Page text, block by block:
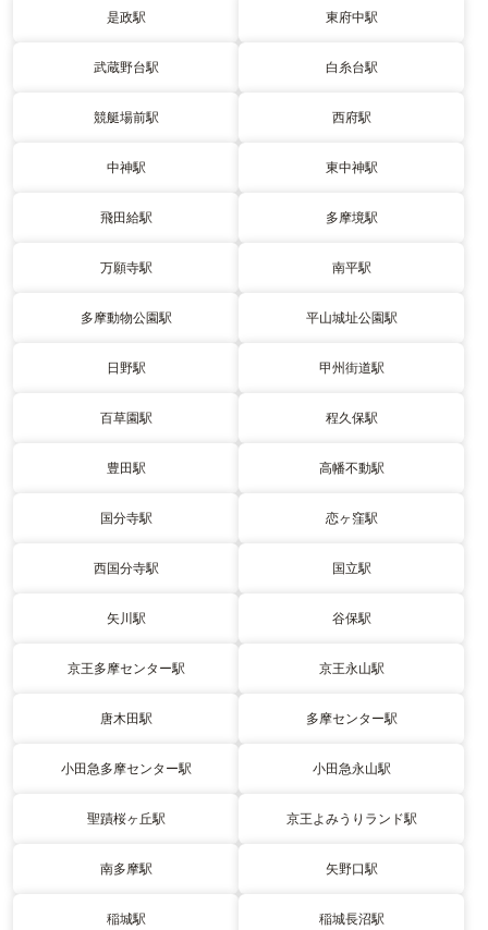
是政駅 東府中駅
武蔵野台駅 白糸台駅
競艇場前駅 西府駅
中神駅 東中神駅
飛田給駅 多摩境駅
万願寺駅 南平駅
多摩動物公園駅 平山城址公園駅
日野駅 甲州街道駅
百草園駅 程久保駅
豊田駅 高幡不動駅
国分寺駅 恋ヶ窪駅
西国分寺駅 国立駅
矢川駅 谷保駅
京王多摩センター駅 京王永山駅
唐木田駅 多摩センター駅
小田急多摩センター駅 小田急永山駅
聖蹟桜ヶ丘駅 京王よみうりランド駅
南多摩駅 矢野口駅
稲城駅 稲城長沼駅